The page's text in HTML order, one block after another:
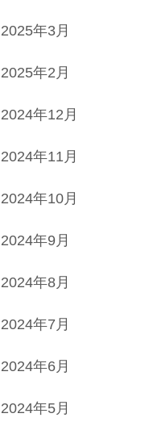
2025年3月
2025年2月
2024年12月
2024年11月
2024年10月
2024年9月
2024年8月
2024年7月
2024年6月
2024年5月